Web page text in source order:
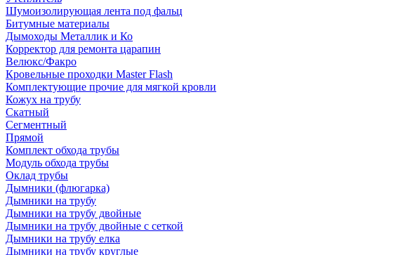
Шумоизолирующая лента под фальц
Битумные материалы
Дымоходы Металлик и Ко
Корректор для ремонта царапин
Велюкс/Факро
Кровельные проходки Master Flash
Комплектующие прочие для мягкой кровли
Кожух на трубу
Скатный
Сегментный
Прямой
Комплект обхода трубы
Модуль обхода трубы
Оклад трубы
Дымники (флюгарка)
Дымники на трубу
Дымники на трубу двoйные
Дымники на трубу двoйные с сеткой
Дымники на трубу елка
Дымники на трубу круглые